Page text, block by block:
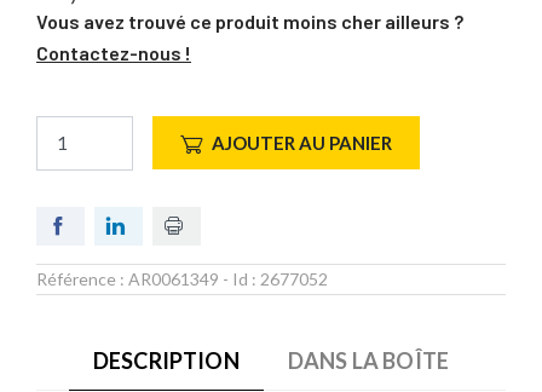
Vous avez trouvé ce produit moins cher ailleurs ?
Contactez-nous !
AJOUTER AU PANIER
Référence : AR0061349 - Id : 2677052
DESCRIPTION DANS LA BOÎTE